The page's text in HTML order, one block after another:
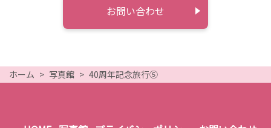
お問い合わせ
ホーム 写真館 40周年記念旅行⑤